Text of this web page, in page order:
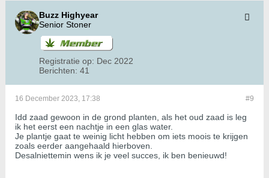
Buzz Highyear
Senior Stoner
Registratie op: Dec 2022
Berichten: 41
#9
16 December 2023, 17:38
Idd zaad gewoon in de grond planten, als het oud zaad is leg
ik het eerst een nachtje in een glas water.
Je plantje gaat te weinig licht hebben om iets moois te krijgen
zoals eerder aangehaald hierboven.
Desalniettemin wens ik je veel succes, ik ben benieuwd!